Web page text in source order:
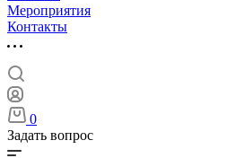
Мероприятия
Контакты
0
Задать вопрос